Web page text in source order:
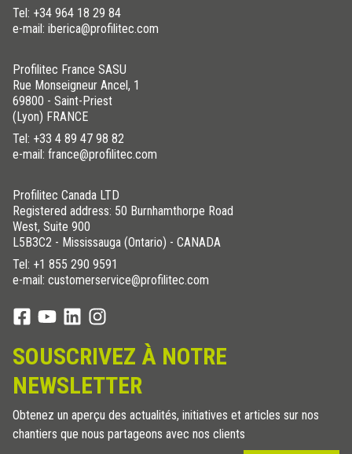
Tel: +34 964 18 29 84
e-mail: iberica@profilitec.com
Profilitec France SASU
Rue Monseigneur Ancel, 1
69800 - Saint-Priest
(Lyon) FRANCE
Tel: +33 4 89 47 98 82
e-mail: france@profilitec.com
Profilitec Canada LTD
Registered address: 50 Burnhamthorpe Road
West, Suite 900
L5B3C2 - Mississauga (Ontario) - CANADA
Tel: +1 855 290 9591
e-mail: customerservice@profilitec.com
SOUSCRIVEZ À NOTRE
NEWSLETTER
Obtenez un aperçu des actualités, initiatives et articles sur nos
chantiers que nous partageons avec nos clients